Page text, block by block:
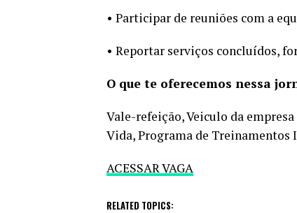
• Participar de reuniões com a
• Reportar serviços concluídos,
O que te oferecemos nessa
Vale-refeição, Veiculo da
Vida, Programa de Treinamentos
ACESSAR VAGA
RELATED TOPICS: